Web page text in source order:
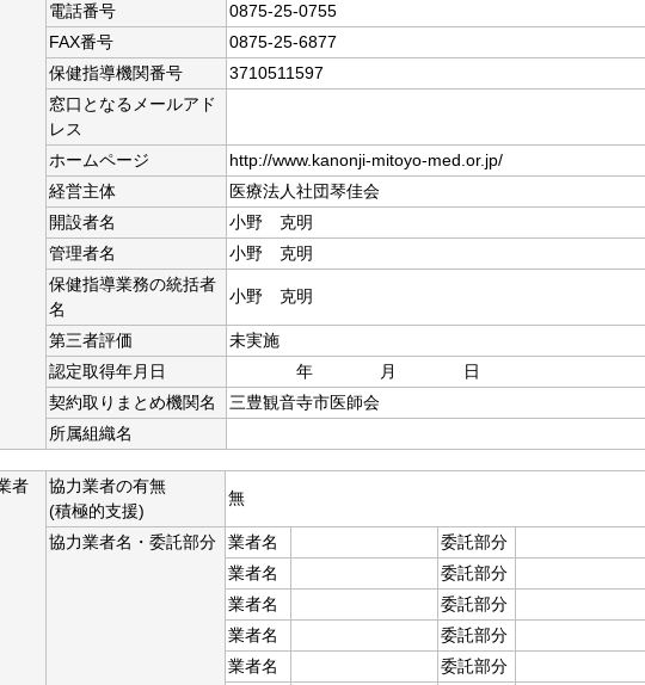
電話番号
0875-25-0755
FAX番号
0875-25-6877
保健指導機関番号
3710511597
窓口となるメールアド
レス
ホームページ
http://www.kanonji-mitoyo-med.or.jp/
経営主体
医療法人社団琴佳会
開設者名
小野 克明
管理者名
小野 克明
保健指導業務の統括者
名
小野 克明
第三者評価
未実施
認定取得年月日
年 月 日
契約取りまとめ機関名
三豊観音寺市医師会
所属組織名
者
協力業者の有無
(積極的支援)
無
協力業者名・委託部分 業者名
委託部分
業者名
委託部分
業者名
委託部分
業者名
委託部分
業者名
委託部分